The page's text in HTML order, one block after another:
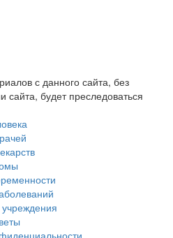
с данного сайта, без
будет преследоваться